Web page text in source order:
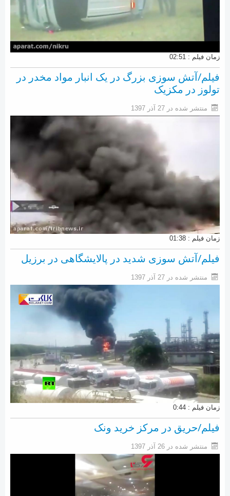
زمان فیلم : 02:51
فیلم/آتش سوزی بزرگ در یک انبار مواد مخدر در
تولوز در مکزیک
منتشر شده در 27 آذر 1397
زمان فیلم : 01:38
فیلم/آتش سوزی شدید در پالایشگاهی در برزیل
منتشر شده در 27 آذر 1397
زمان فیلم : 0:44
فیلم/حریق در مرکز خرید ونک
منتشر شده در 26 آذر 1397